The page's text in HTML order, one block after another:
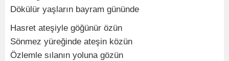
Dökülür yaşların bayram gününde
Hasret ateşiyle göğünür özün
Sönmez yüreğinde ateşin közün
Özlemle sılanın yoluna gözün